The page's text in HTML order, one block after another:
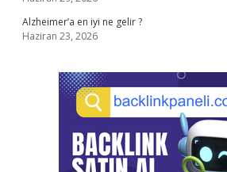
Alzheimer’a en iyi ne gelir ?
Haziran 23, 2026